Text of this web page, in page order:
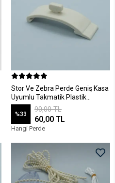
Stor Ve Zebra Perde Geniş Kasa
Uyumlu Takmatik Plastik
Portray 20 adet
%33
90,00 TL
60,00 TL
Hangi Perde